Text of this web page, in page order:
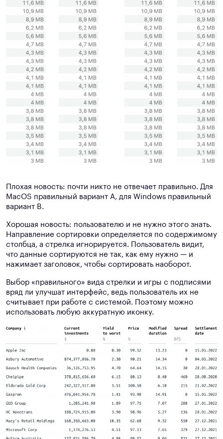
Плохая новость: почти никто не отвечает правильно. Для
MacOS правильный вариант A, для Windows правильный
вариант B.
Хорошая новость: пользователю и не нужно этого знать.
Направление сортировки определяется по содержимому
столбца, а стрелка игнорируется. Пользователь видит,
что данные сортируются не так, как ему нужно — и
нажимает заголовок, чтобы сортировать наоборот.
Выбор «правильного» вида стрелки и игры с подписями
вряд ли улучшат интерфейс, ведь пользователь их не
считывает при работе с системой. Поэтому можно
использовать любую аккуратную иконку.